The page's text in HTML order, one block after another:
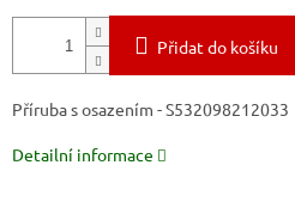
Přidat do košíku
Příruba s osazením - S532098212033
Detailní informace